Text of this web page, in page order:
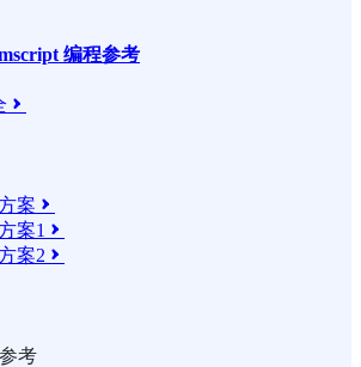
编程参考

案 
案1 
案2 
考